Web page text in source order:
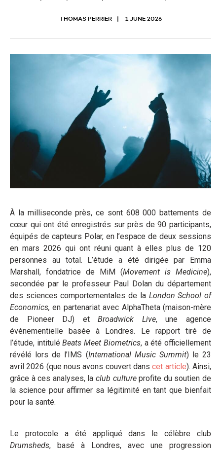
THOMAS PERRIER 1 JUNE 2026
À la milliseconde près, ce sont 608 000 battements de
cœur qui ont été enregistrés sur près de 90 participants,
équipés de capteurs Polar, en l’espace de deux sessions
en mars 2026 qui ont réuni quant à elles plus de 120
personnes au total. L’étude a été dirigée par Emma
Marshall, fondatrice de MiM (Movement is Medicine),
secondée par le professeur Paul Dolan du département
des sciences comportementales de la London School of
Economics,en partenariat avec AlphaTheta (maison-mère
de Pioneer DJ) etBroadwick Live, une agence
événementielle basée à Londres. Le rapport tiré de
l’étude, intituléBeats Meet Biometrics, a été officiellement
révélé lors de l’IMS (International Music Summit) le 23
avril 2026 (que nous avons couvert danscet article). Ainsi,
grâce à ces analyses, la club cultureprofite du soutien de
la science pour affirmer sa légitimité en tant que bienfait
pour la santé.
Le protocole a été appliqué dans le célèbre club
Drumsheds, basé à Londres, avec une progression